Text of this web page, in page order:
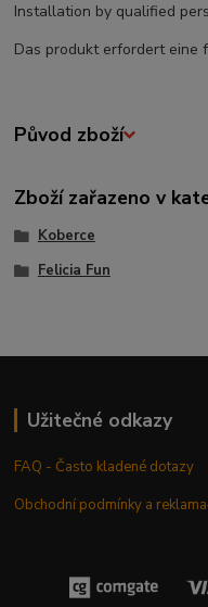
Installation by qualified
Das produkt erfordert eine
Původ zboží
Zboží zařazeno v
Koberce
Felicia Fun
Užitečné odkazy
FAQ - Často kladené dotazy
Obchodní podmínky a